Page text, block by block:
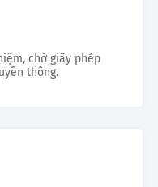
chờ giấy phép
thông.